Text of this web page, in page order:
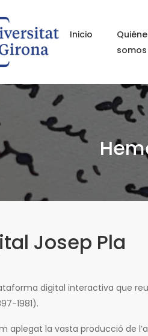
Inicio
somos
Josep Pla
digital interactiva que
1981).
aplegat la vasta producció de